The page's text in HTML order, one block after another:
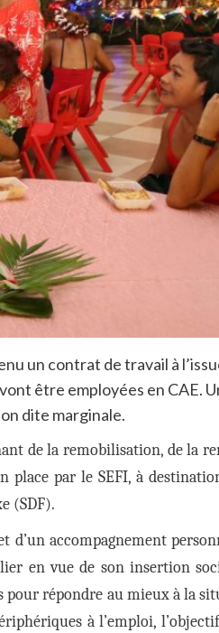
un contrat de travail à
être employées en CAE.
dite marginale.
de la remobilisation, de la
place par le SEFI, à
(SDF).
d’un accompagnement
en vue de son insertion
pour répondre au mieux à la
à l’emploi,